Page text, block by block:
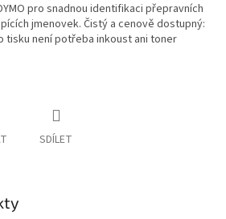
pro snadnou identifikaci přepravních
jmenovek. Čistý a cenově dostupný:
tisku není potřeba inkoust ani toner
SDÍLET